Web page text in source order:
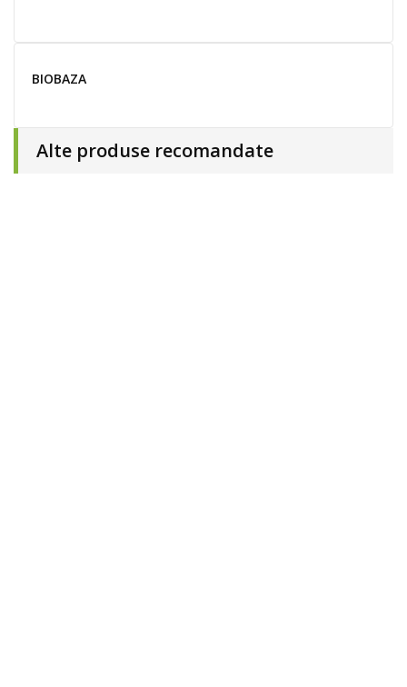
BIOBAZA
Alte produse recomandate